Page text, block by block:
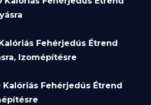
Fehérjedús Étrend
Izomépítésre
Kalóriás Fehérjedús Étrend